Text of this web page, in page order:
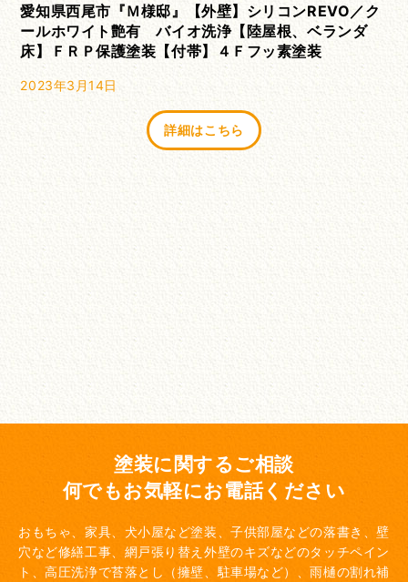
愛知県西尾市『Ｍ様邸』【外壁】シリコンREVO／ク
ールホワイト艶有 バイオ洗浄【陸屋根、ベランダ
床】ＦＲＰ保護塗装【付帯】４Ｆフッ素塗装
2023年3月14日
詳細はこちら
塗装に関するご相談
何でもお気軽にお電話ください
おもちゃ、家具、犬小屋など塗装、子供部屋などの落書き、壁
穴など修繕工事、網戸張り替え 外壁のキズなどのタッチペイン
ト、高圧洗浄で苔落とし（擁壁、駐車場など）、雨樋の割れ補